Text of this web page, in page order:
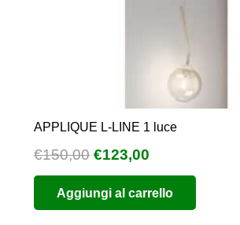
APPLIQUE L-LINE 1 luce
€150,00 Il
prezzo
originale
era:
€123,00
prezzo
attuale
è:
Aggiungi al carrello